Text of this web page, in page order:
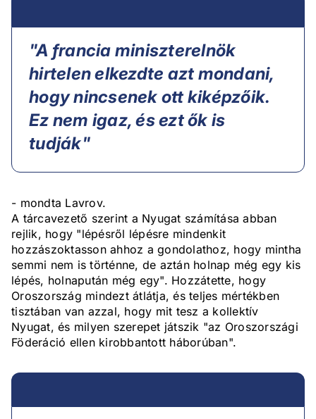
"A francia miniszterelnök
hirtelen elkezdte azt mondani,
hogy nincsenek ott kiképzőik.
Ez nem igaz, és ezt ők is
tudják"
- mondta Lavrov.
A tárcavezető szerint a Nyugat számítása abban
rejlik, hogy "lépésről lépésre mindenkit
hozzászoktasson ahhoz a gondolathoz, hogy mintha
semmi nem is történne, de aztán holnap még egy kis
lépés, holnapután még egy". Hozzátette, hogy
Oroszország mindezt átlátja, és teljes mértékben
tisztában van azzal, hogy mit tesz a kollektív
Nyugat, és milyen szerepet játszik "az Oroszországi
Föderáció ellen kirobbantott háborúban".